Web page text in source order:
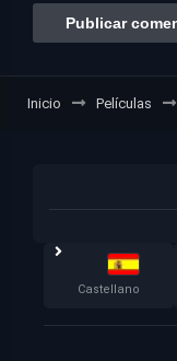
Inicio Películas
Castellano